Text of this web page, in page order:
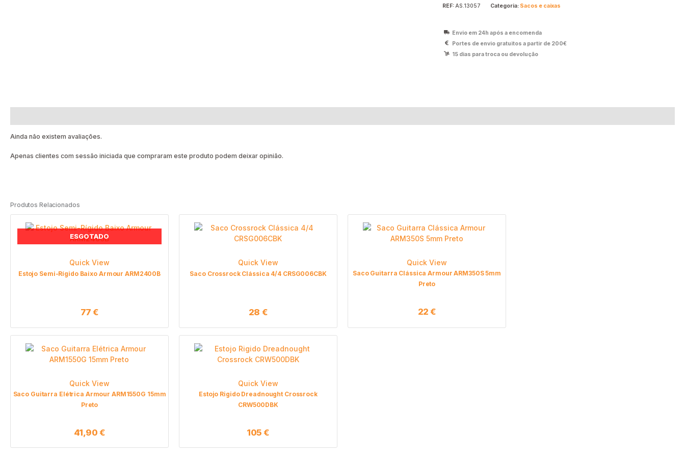
REF: AS.13057 Categoria: Sacos e caixas
Envio em 24h após a encomenda
Portes de envio gratuitos a partir de 200€
15 dias para troca ou devolução
Ainda não existem avaliações.
Apenas clientes com sessão iniciada que compraram este produto podem deixar opinião.
Produtos Relacionados
ESGOTADO
Quick View
Estojo Semi-Rígido Baixo Armour ARM2400B
77 €
Quick View
Saco Crossrock Clássica 4/4 CRSG006CBK
28 €
Quick View
Saco Guitarra Clássica Armour ARM350S 5mm
Preto
22 €
Quick View
Saco Guitarra Elétrica Armour ARM1550G 15mm
Preto
41,90 €
Quick View
Estojo Rigido Dreadnought Crossrock
CRW500DBK
105€